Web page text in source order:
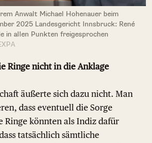
Anwalt Michael Hohenauer beim
2025 Landesgericht Innsbruck: René
in allen Punkten freigesprochen
Ringe nicht in die Anklage
äußerte sich dazu nicht. Man
dass eventuell die Sorge
Ringe könnten als Indiz dafür
tatsächlich sämtliche